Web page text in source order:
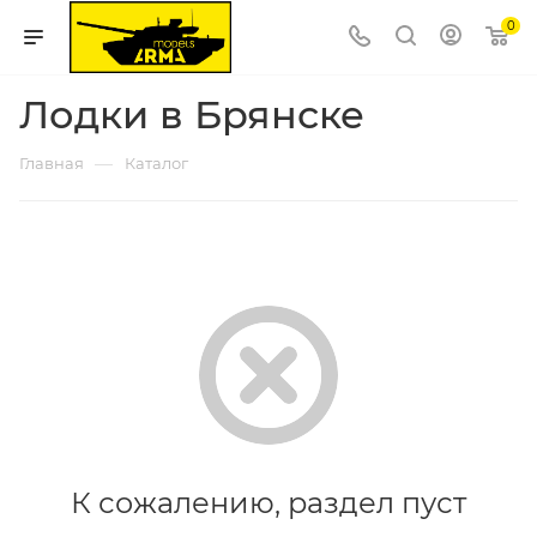
0
Лодки в Брянске
Главная — Каталог
К сожалению, раздел пуст